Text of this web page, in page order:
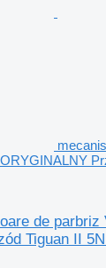
de parbriz
Tiguan II